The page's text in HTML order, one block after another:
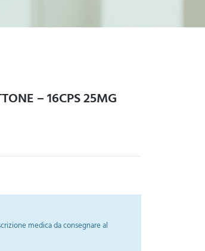
– 16CPS 25MG
medica da consegnare al